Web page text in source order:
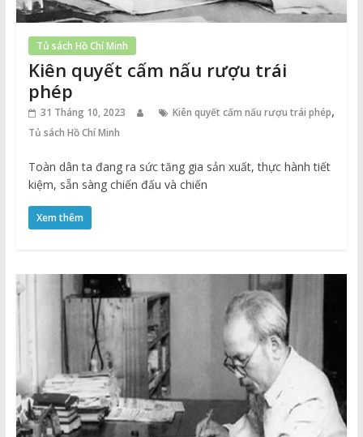
Tủ sách Hồ Chí Minh
Kiên quyết cấm nấu rượu trái
phép
31 Tháng 10, 2023 Kiên quyết cấm nấu rượu trái phép,
Tủ sách Hồ Chí Minh
Toàn dân ta đang ra sức tăng gia sản xuất, thực hành tiết
kiệm, sẵn sàng chiến đấu và chiến
Xem thêm